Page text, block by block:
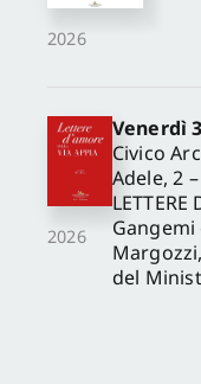
2026
2026
Venerdì
Civico
Adele, 2
LETTERE
del